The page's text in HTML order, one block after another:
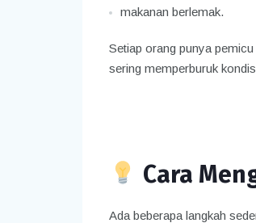
makanan berlemak.
Setiap orang punya
sering memperburuk
Cara
Ada beberapa langkah